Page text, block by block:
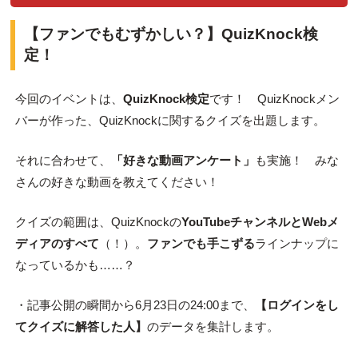
【ファンでもむずかしい？】QuizKnock検
定！
今回のイベントは、 QuizKnock検定です！ QuizKnockメン
バーが作った、QuizKnockに関するクイズを出題します。
それに合わせて、 「好きな動画アンケート」
も実施！ みな
さんの好きな動画を教えてください！
クイズの範囲は、QuizKnockのYouTubeチャンネルとWebメ
ディアのすべて （！）。 ファンでも手こずるラインナップに
なっているかも……？
・記事公開の瞬間から6月23日の24:00まで、
【ログインをし
てクイズに解答した人】 のデータを集計します。